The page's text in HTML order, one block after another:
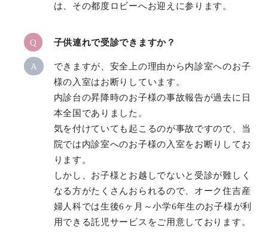
は、その都度ロビーへお迎えに参ります。
Q 子供連れで受診できますか？
A
できますが、安全上の理由から内診室へのお子
様の入室はお断りしています。
内診台の昇降時のお子様の事故報告が過去に日
本全国でありました。
気を付けていても起こるのが事故ですので、当
院では内診室へのお子様の入室をお断りしてお
ります。
しかし、お子様とお越しでないと受診が難しく
なる方がたくさんおられるので、オーク住吉産
婦人科では生後6ヶ月～小学6年生のお子様が利
用できる託児サービスをご用意しております。